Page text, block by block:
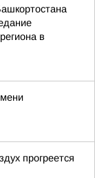
в
прогреется